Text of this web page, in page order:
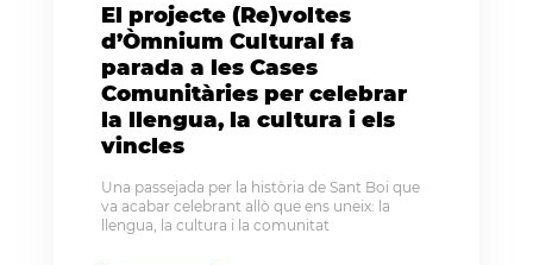
El projecte (Re)voltes
d’Òmnium Cultural fa
parada a les Cases
Comunitàries per celebrar
la llengua, la cultura i els
vincles
Una passejada per la història de Sant Boi que
va acabar celebrant allò que ens uneix: la
llengua, la cultura i la comunitat